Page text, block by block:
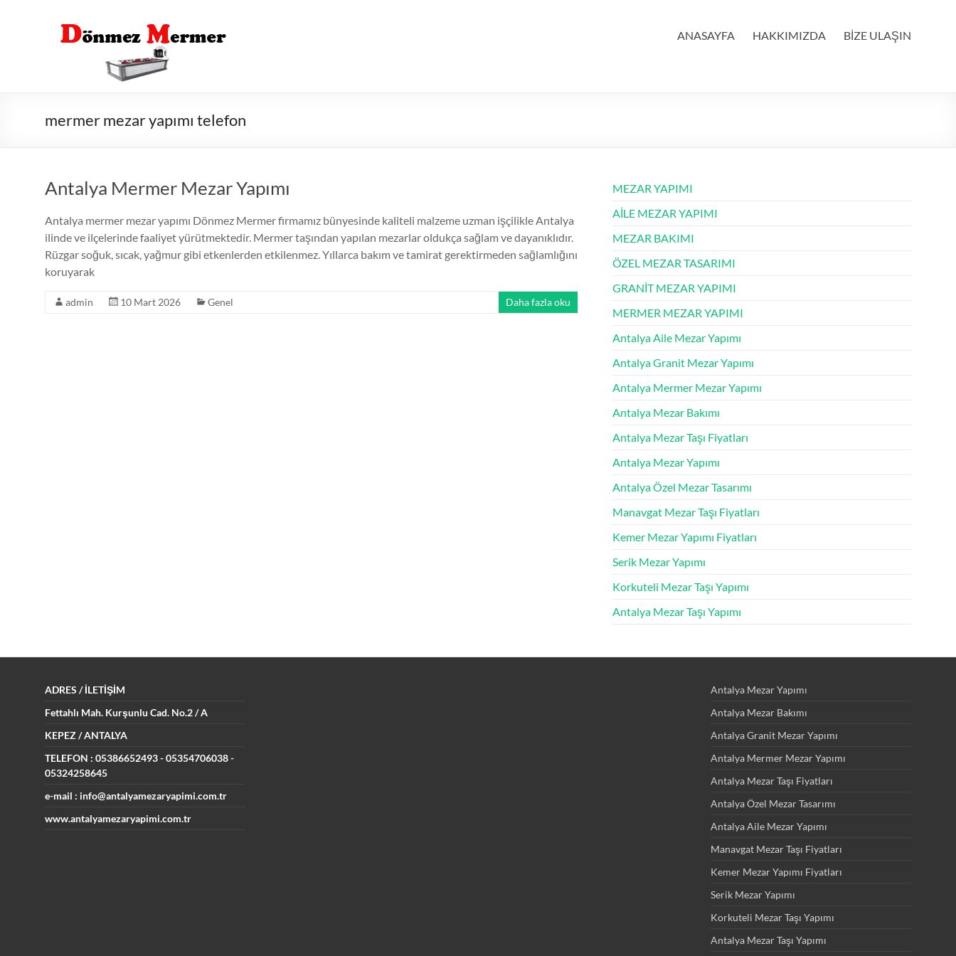
ANASAYFA HAKKIMIZDA BİZE ULAŞIN
mermer mezar yapımı telefon
Antalya Mermer Mezar Yapımı
Antalya mermer mezar yapımı Dönmez Mermer firmamız bünyesinde kaliteli malzeme uzman işçilikle Antalya
ilinde ve ilçelerinde faaliyet yürütmektedir. Mermer taşından yapılan mezarlar oldukça sağlam ve dayanıklıdır.
Rüzgar soğuk, sıcak, yağmur gibi etkenlerden etkilenmez. Yıllarca bakım ve tamirat gerektirmeden sağlamlığını
koruyarak
admin 10 Mart 2026 Genel Daha fazla oku
MEZAR YAPIMI
AİLE MEZAR YAPIMI
MEZAR BAKIMI
ÖZEL MEZAR TASARIMI
GRANİT MEZAR YAPIMI
MERMER MEZAR YAPIMI
Antalya Aile Mezar Yapımı
Antalya Granit Mezar Yapımı
Antalya Mermer Mezar Yapımı
Antalya Mezar Bakımı
Antalya Mezar Taşı Fiyatları
Antalya Mezar Yapımı
Antalya Özel Mezar Tasarımı
Manavgat Mezar Taşı Fiyatları
Kemer Mezar Yapımı Fiyatları
Serik Mezar Yapımı
Korkuteli Mezar Taşı Yapımı
Antalya Mezar Taşı Yapımı
ADRES / İLETİŞİM
Fettahlı Mah. Kurşunlu Cad. No.2 / A
KEPEZ / ANTALYA
TELEFON : 05386652493- 05354706038 -
05324258645
e-mail : info@antalyamezaryapimi.com.tr
www.antalyamezaryapimi.com.tr
Antalya Mezar Yapımı
Antalya Mezar Bakımı
Antalya Granit Mezar Yapımı
Antalya Mermer Mezar Yapımı
Antalya Mezar Taşı Fiyatları
Antalya Özel Mezar Tasarımı
Antalya Aile Mezar Yapımı
Manavgat Mezar Taşı Fiyatları
Kemer Mezar Yapımı Fiyatları
Serik Mezar Yapımı
Korkuteli Mezar Taşı Yapımı
Antalya Mezar Taşı Yapımı